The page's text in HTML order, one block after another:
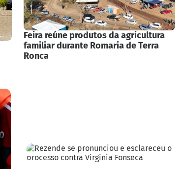
Feira reúne produtos da agricultura
familiar durante Romaria de Terra
Ronca